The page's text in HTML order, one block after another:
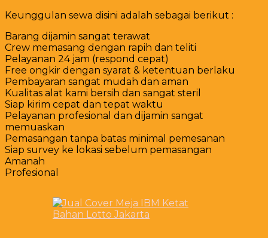
Keunggulan sewa disini adalah sebagai berikut :
Barang dijamin sangat terawat
Crew memasang dengan rapih dan teliti
Pelayanan 24 jam (respond cepat)
Free ongkir dengan syarat & ketentuan berlaku
Pembayaran sangat mudah dan aman
Kualitas alat kami bersih dan sangat steril
Siap kirim cepat dan tepat waktu
Pelayanan profesional dan dijamin sangat
memuaskan
Pemasangan tanpa batas minimal pemesanan
Siap survey ke lokasi sebelum pemasangan
Amanah
Profesional